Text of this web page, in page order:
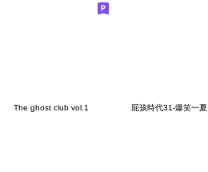
The ghost club vol.1 屁孩時代31-爆笑一夏